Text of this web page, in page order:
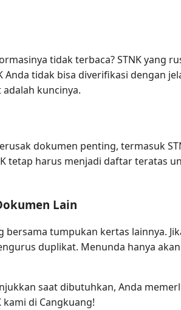
tidak terbaca? STNK yang
Anda tidak bisa diverifikasi dengan
kuncinya.
dokumen penting, termasuk
tetap harus menjadi daftar teratas
Lain
tumpukan kertas lainnya.
duplikat. Menunda hanya
saat dibutuhkan, Anda
kami di Cangkuang!